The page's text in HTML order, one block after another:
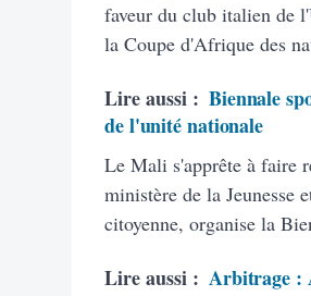
faveur du club italien de
la Coupe d'Afrique des
Lire aussi : Biennale
de l'unité nationale
Le Mali s'apprête à faire
ministère de la Jeunesse
citoyenne, organise la
Lire aussi : Arbitrage :